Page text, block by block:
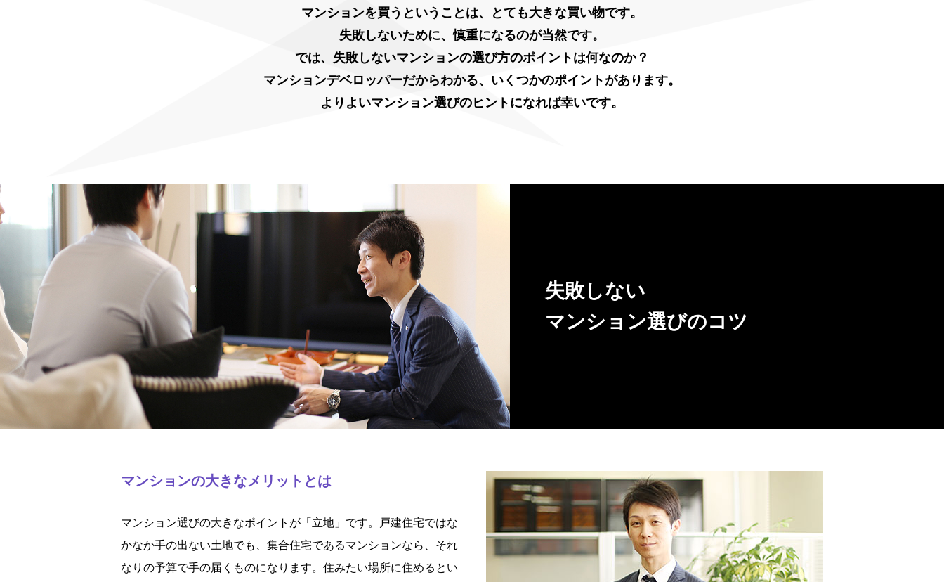
マンションを買うということは、とても大きな買い物です。
失敗しないために、慎重になるのが当然です。
では、失敗しないマンションの選び方のポイントは何なのか？
マンションデベロッパーだからわかる、いくつかのポイントがあります。
よりよいマンション選びのヒントになれば幸いです。
失敗しない
マンション選びのコツ
マンションの大きなメリットとは
マンション選びの大きなポイントが「立地」です。戸建住宅ではな
かなか手の出ない土地でも、集合住宅であるマンションなら、それ
なりの予算で手の届くものになります。住みたい場所に住めるとい